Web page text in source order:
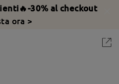
30% al checkout
ora >